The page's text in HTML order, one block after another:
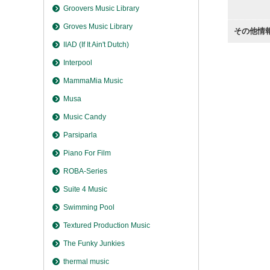
その他情
Groovers Music Library
Groves Music Library
IIAD (If It Ain't Dutch)
Interpool
MammaMia Music
Musa
Music Candy
Parsiparla
Piano For Film
ROBA-Series
Suite 4 Music
Swimming Pool
Textured Production Music
The Funky Junkies
thermal music